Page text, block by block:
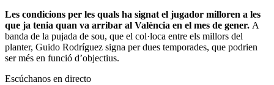
Les condicions per les quals ha signat el jugador milloren a les
que ja tenia quan va arribar al València en el mes de gener. A
banda de la pujada de sou, que el col·loca entre els millors del
planter, Guido Rodríguez signa per dues temporades, que podrien
ser més en funció d’objectius.
Escúchanos en directo